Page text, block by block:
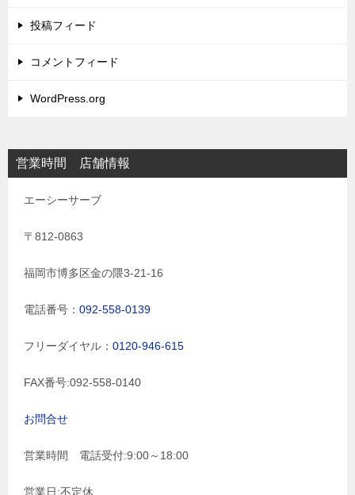
投稿フィード
コメントフィード
WordPress.org
営業時間 店舗情報
エーシーサーブ
〒812-0863
福岡市博多区金の隈3-21-16
電話番号： 092-558-0139
フリーダイヤル： 0120-946-615
FAX番号:092-558-0140
お問合せ
営業時間 電話受付:9:00～18:00
営業日:不定休